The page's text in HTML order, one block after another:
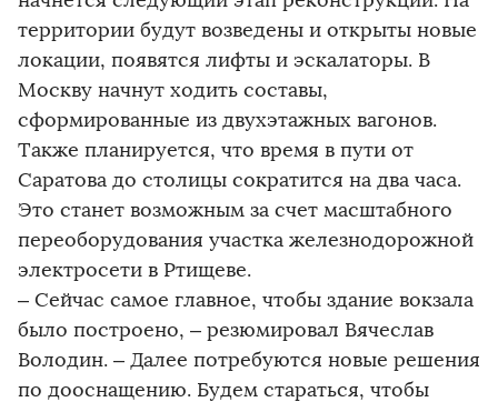
территории будут возведены и открыты новые
локации, появятся лифты и эскалаторы. В
Москву начнут ходить составы,
сформированные из двухэтажных вагонов.
Также планируется, что время в пути от
Саратова до столицы сократится на два часа.
Это станет возможным за счет масштабного
переоборудования участка железнодорожной
электросети в Ртищеве.
– Сейчас самое главное, чтобы здание вокзала
было построено, – резюмировал Вячеслав
Володин. – Далее потребуются новые решения
по дооснащению. Будем стараться, чтобы